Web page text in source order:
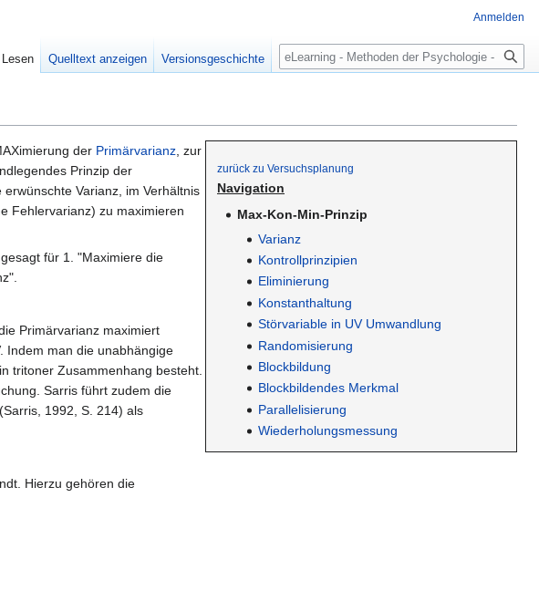
zurück zu Versuchsplanung
Navigation
Max-Kon-Min-Prinzip
Varianz
Kontrollprinzipien
Eliminierung
Konstanthaltung
Störvariable in UV Umwandlung
Randomisierung
Blockbildung
Blockbildendes Merkmal
Parallelisierung
Wiederholungsmessung
der Primärvarianz, zur
Prinzip der
Varianz, im Verhältnis
Fehlervarianz) zu maximieren
für 1. "Maximiere die
Primärvarianz maximiert
Indem man die unabhängige
tritoner Zusammenhang besteht.
Sarris führt zudem die
1992, S. 214) als
Hierzu gehören die
Anmelden
Lesen Quelltext anzeigen Versionsgeschichte Suche